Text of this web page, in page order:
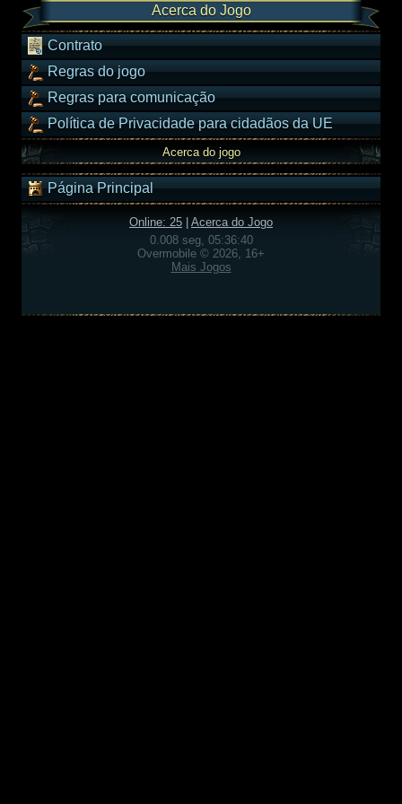
Acerca do Jogo
Contrato
Regras do jogo
Regras para comunicação
Política de Privacidade para cidadãos da UE
Acerca do jogo
Página Principal
Online: 25
Acerca do Jogo
0.008 seg, 05:36:40
Overmobile © 2026, 16+
Mais Jogos